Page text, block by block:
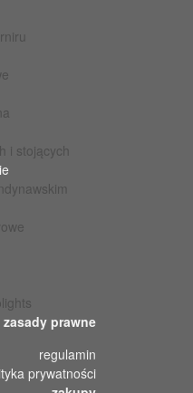
i stojących
zasady prawne
regulamin
prywatności